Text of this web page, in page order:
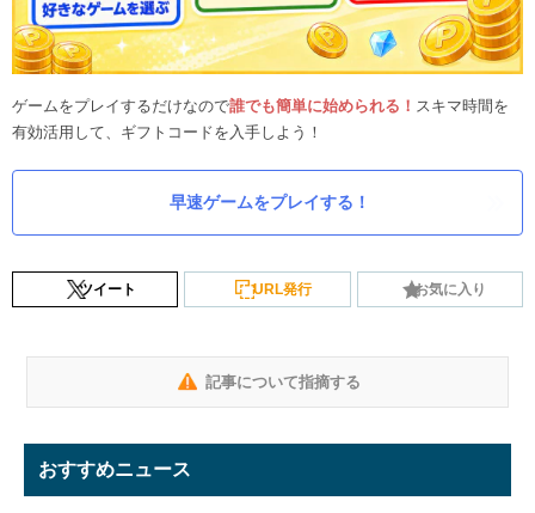
ゲームをプレイするだけなので誰でも簡単に始められる！ スキマ時間を
有効活用して、ギフトコードを入手しよう！
早速ゲームをプレイする！
ツイート URL発行 お気に入り
記事について指摘する
おすすめニュース